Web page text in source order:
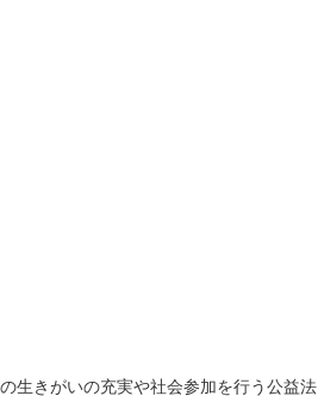
生きがいの充実や社会参加を行う公益法